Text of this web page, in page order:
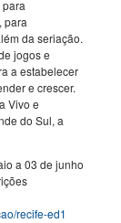
para
para
da seriação.
jogos e
a estabelecer
e crescer.
Vivo e
do Sul, a
a 03 de junho
recife-ed1